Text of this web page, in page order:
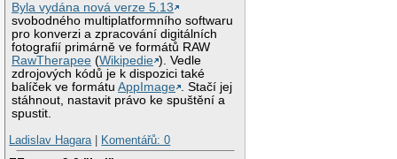
Byla vydána nová verze 5.13
svobodného multiplatformního softwaru
pro konverzi a zpracování digitálních
fotografií primárně ve formátů RAW
RawTherapee (Wikipedie ). Vedle
zdrojových kódů je k dispozici také
balíček ve formátuAppImage . Stačí jej
stáhnout, nastavit právo ke spuštění a
spustit.
Ladislav Hagara
Komentářů: 0